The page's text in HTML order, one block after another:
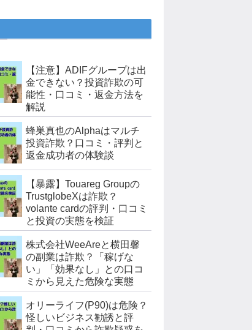
【注意】ADIFグループは出
金できない？投資詐欺の可
能性・口コミ・返金方法を
解説
蜂巣真也のAlphaはマルチ
投資詐欺？口コミ・評判と
返金成功者の体験談
【暴露】Touareg Groupの
TrustglobeXは詐欺？
volante cardの評判・口コミ
と投資の実態を検証
株式会社WeeAreと横田馨
の副業は詐欺？「稼げな
い」「効果なし」との口コ
ミから見えた危険な実態
オリーライフ(P90)は危険？
怪しいビジネス勧誘と評